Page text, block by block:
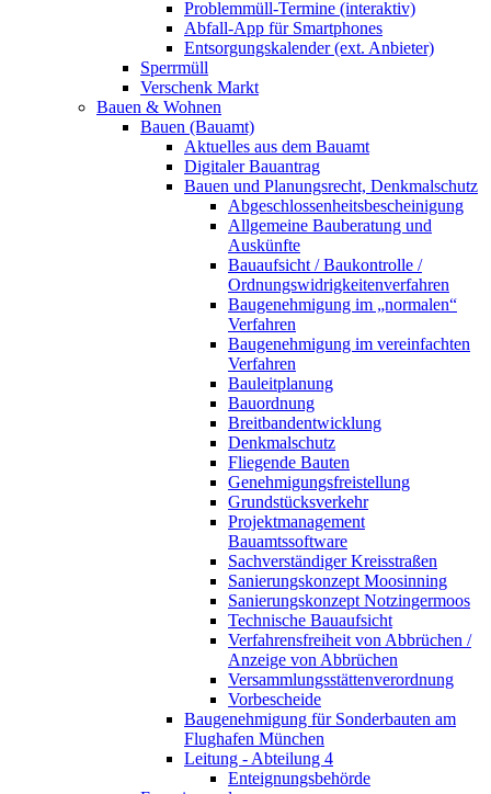
Problemmüll-Termine (interaktiv)
Abfall-App für Smartphones
Entsorgungskalender (ext. Anbieter)
Sperrmüll
Verschenk Markt
Bauen & Wohnen
Bauen (Bauamt)
Aktuelles aus dem Bauamt
Digitaler Bauantrag
Bauen und Planungsrecht, Denkmalschutz
Abgeschlossenheitsbescheinigung
Allgemeine Bauberatung und
Auskünfte
Bauaufsicht / Baukontrolle /
Ordnungswidrigkeitenverfahren
Baugenehmigung im „normalen“
Verfahren
Baugenehmigung im vereinfachten
Verfahren
Bauleitplanung
Bauordnung
Breitbandentwicklung
Denkmalschutz
Fliegende Bauten
Genehmigungsfreistellung
Grundstücksverkehr
Projektmanagement
Bauamtssoftware
Sachverständiger Kreisstraßen
Sanierungskonzept Moosinning
Sanierungskonzept Notzingermoos
Technische Bauaufsicht
Verfahrensfreiheit von Abbrüchen /
Anzeige von Abbrüchen
Versammlungsstättenverordnung
Vorbescheide
Baugenehmigung für Sonderbauten am
Flughafen München
Leitung - Abteilung 4
Enteignungsbehörde